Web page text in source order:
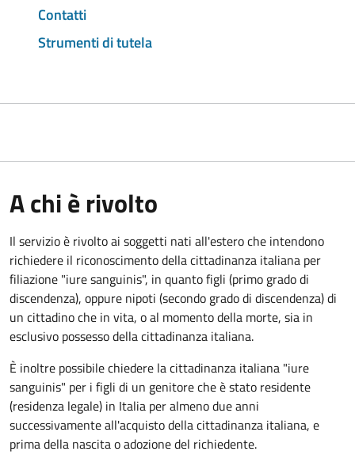
Contatti
Strumenti di tutela
A chi è rivolto
Il servizio è rivolto ai soggetti nati all'estero che intendono
richiedere il riconoscimento della cittadinanza italiana per
filiazione "iure sanguinis", in quanto figli (primo grado di
discendenza), oppure nipoti (secondo grado di discendenza) di
un cittadino che in vita, o al momento della morte, sia in
esclusivo possesso della cittadinanza italiana.
È inoltre possibile chiedere la cittadinanza italiana "iure
sanguinis" per i figli di un genitore che è stato residente
(residenza legale) in Italia per almeno due anni
successivamente all'acquisto della cittadinanza italiana, e
prima della nascita o adozione del richiedente.